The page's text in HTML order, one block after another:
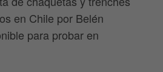
en Chile por Belén
para probar en